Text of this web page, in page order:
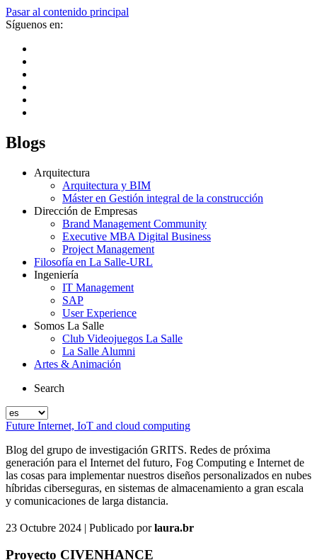
Pasar al contenido principal
Síguenos en:
Blogs
Arquitectura
Arquitectura y BIM
Máster en Gestión integral de la construcción
Dirección de Empresas
Brand Management Community
Executive MBA Digital Business
Project Management
Filosofía en La Salle-URL
Ingeniería
IT Management
SAP
User Experience
Somos La Salle
Club Videojuegos La Salle
La Salle Alumni
Artes & Animación
Search
Future Internet, IoT and cloud computing
Blog del grupo de investigación GRITS. Redes de próxima
generación para el Internet del futuro, Fog Computing e Internet de
las cosas para implementar nuestros diseños personalizados en nubes
híbridas ciberseguras, en sistemas de almacenamiento a gran escala
y comunicaciones de larga distancia.
23 Octubre 2024 | Publicado porlaura.br
Proyecto CIVENHANCE